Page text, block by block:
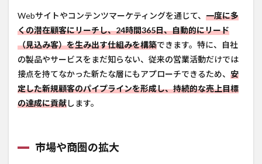
Webサイトやコンテンツマーケティングを通じて、 一度に多
くの潜在顧客にリーチし、24時間365日、自動的にリード
（見込み客）を生み出す仕組みを構築できます。特に、自社
の製品やサービスをまだ知らない、従来の営業活動だけでは
接点を持てなかった新たな層にもアプローチできるため、 安
定した新規顧客のパイプラインを形成し、持続的な売上目標
の達成に貢献します。
市場や商圏の拡大